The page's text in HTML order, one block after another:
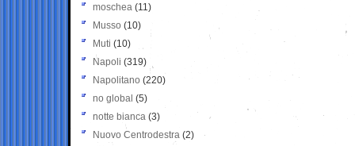
moschea (11)
Musso (10)
Muti (10)
Napoli (319)
Napolitano (220)
no global (5)
notte bianca (3)
Nuovo Centrodestra (2)